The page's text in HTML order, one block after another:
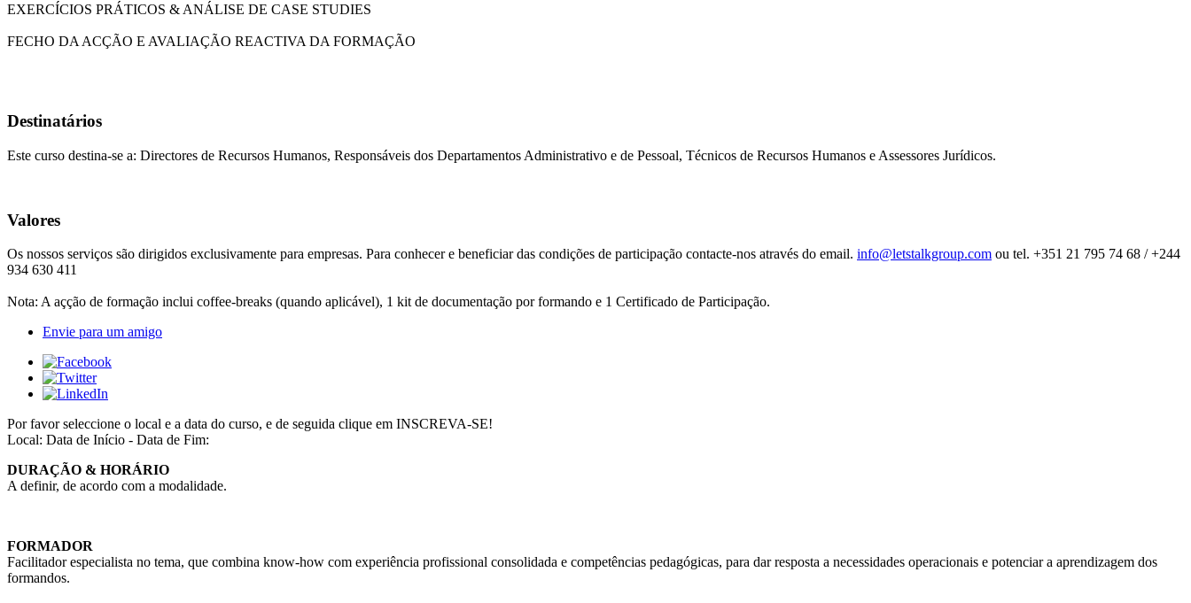
EXERCÍCIOS PRÁTICOS & ANÁLISE DE CASE STUDIES
FECHO DA ACÇÃO E AVALIAÇÃO REACTIVA DA FORMAÇÃO
Destinatários
Este curso destina-se a: Directores de Recursos Humanos, Responsáveis dos Departamentos Administrativo e de Pessoal, Técnicos de Recursos Humanos e Assessores Jurídicos.
Valores
Os nossos serviços são dirigidos exclusivamente para empresas. Para conhecer e beneficiar das condições de participação contacte-nos através do email. info@letstalkgroup.com ou tel. +351 21 795 74 68 / +244
934 630 411
Nota: A açção de formação inclui coffee-breaks (quando aplicável), 1 kit de documentação por formando e 1 Certificado de Participação.
Envie para um amigo
Por favor seleccione o local e a data do curso, e de seguida clique em INSCREVA-SE!
Local: Data de Início - Data de Fim:
DURAÇÃO & HORÁRIO
A definir, de acordo com a modalidade.
FORMADOR
Facilitador especialista no tema, que combina know-how com experiência profissional consolidada e competências pedagógicas, para dar resposta a necessidades operacionais e potenciar a aprendizagem dos
formandos.